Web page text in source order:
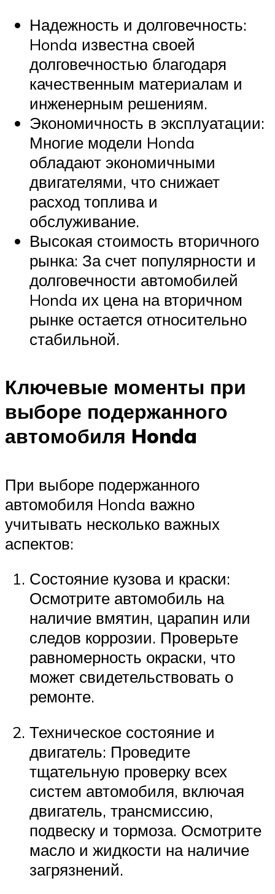
Надежность и долговечность:
Honda известна своей
долговечностью благодаря
качественным материалам и
инженерным решениям.
Экономичность в эксплуатации:
Многие модели Honda
обладают экономичными
двигателями, что снижает
расход топлива и
обслуживание.
Высокая стоимость вторичного
рынка: За счет популярности и
долговечности автомобилей
Honda их цена на вторичном
рынке остается относительно
стабильной.
Ключевые моменты при
выборе подержанного
автомобиля Honda
При выборе подержанного
автомобиля Honda важно
учитывать несколько важных
аспектов:
Состояние кузова и краски:
Осмотрите автомобиль на
наличие вмятин, царапин или
следов коррозии. Проверьте
равномерность окраски, что
может свидетельствовать о
ремонте.
Техническое состояние и
двигатель: Проведите
тщательную проверку всех
систем автомобиля, включая
двигатель, трансмиссию,
подвеску и тормоза. Осмотрите
масло и жидкости на наличие
загрязнений.